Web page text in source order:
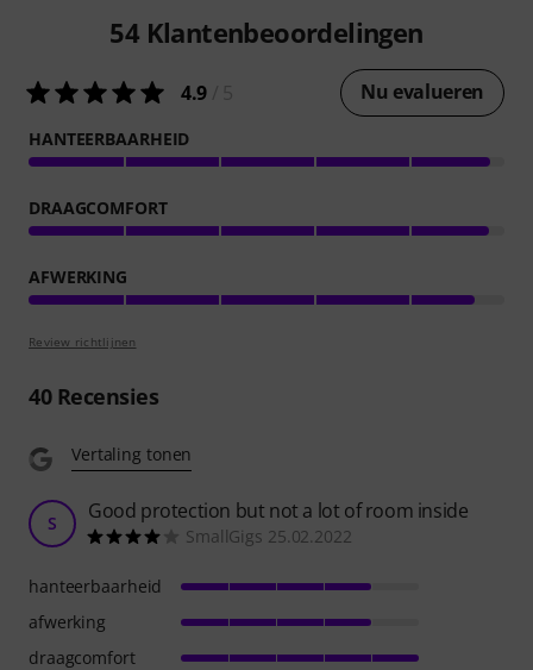
54 Klantenbeoordelingen
4.9 Nu evalueren
HANTEERBAARHEID
DRAAGCOMFORT
AFWERKING
Review richtlijnen
40Recensies
Vertaling tonen
S Good protection but not a lot of room inside
SmallGigs 25.02.2022
hanteerbaarheid
afwerking
draagcomfort